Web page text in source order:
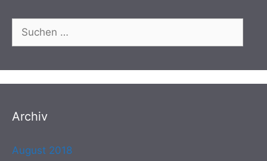
nach:
Archiv
August 2018